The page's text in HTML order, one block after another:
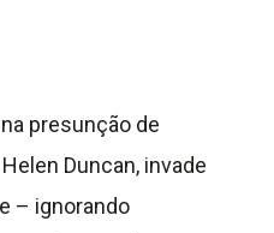
presunção de
Duncan, invade
– ignorando